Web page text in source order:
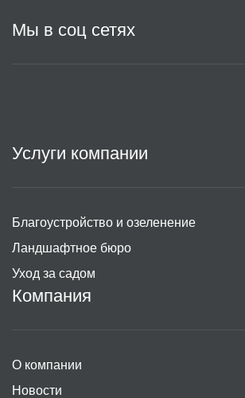
Мы в соц сетях
Услуги компании
Благоустройство и озеленение
Ландшафтное бюро
Уход за садом
Компания
О компании
Новости